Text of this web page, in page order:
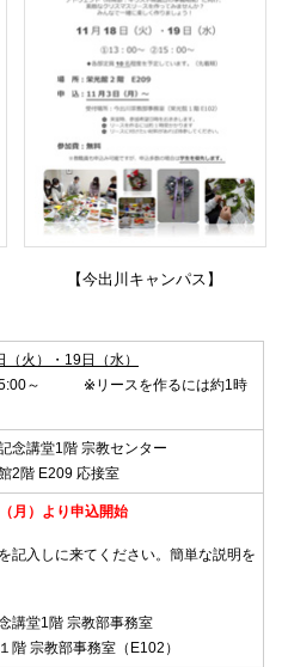
【今出川キャンパス】
火）・19日（水）
～ ※リースを作るには約1時
念講堂1階 宗教センター
2階 E209 応接室
月）より申込開始
記入しに来てください。簡単な説明を
講堂1階 宗教部事務室
階 宗教部事務室（E102）